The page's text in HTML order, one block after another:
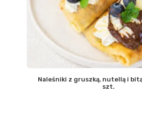
Naleśniki z gruszką, nutellą i
szt.